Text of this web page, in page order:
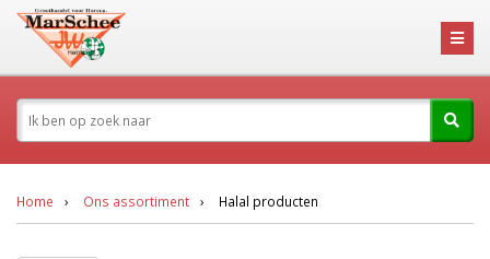
Home Ons assortiment Halal producten